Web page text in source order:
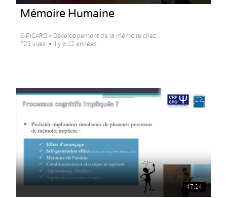
Mémoire Humaine
2-PICARD « Développement de la mémoire chez...
723 vues
Il y a 12 années
47:14